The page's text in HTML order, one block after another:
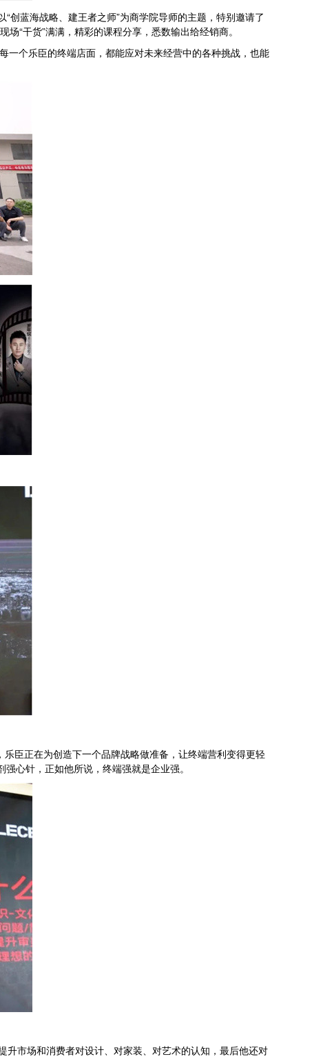
创蓝海战略、建王者之师”为商学院导师的主题，特别邀请了
“干货”满满，精彩的课程分享，悉数输出给经销商。
一个乐臣的终端店面，都能应对未来经营中的各种挑战，也能
臣正在为创造下一个品牌战略做准备，让终端营利变得更轻
心针，正如他所说，终端强就是企业强。
市场和消费者对设计、对家装、对艺术的认知，最后他还对